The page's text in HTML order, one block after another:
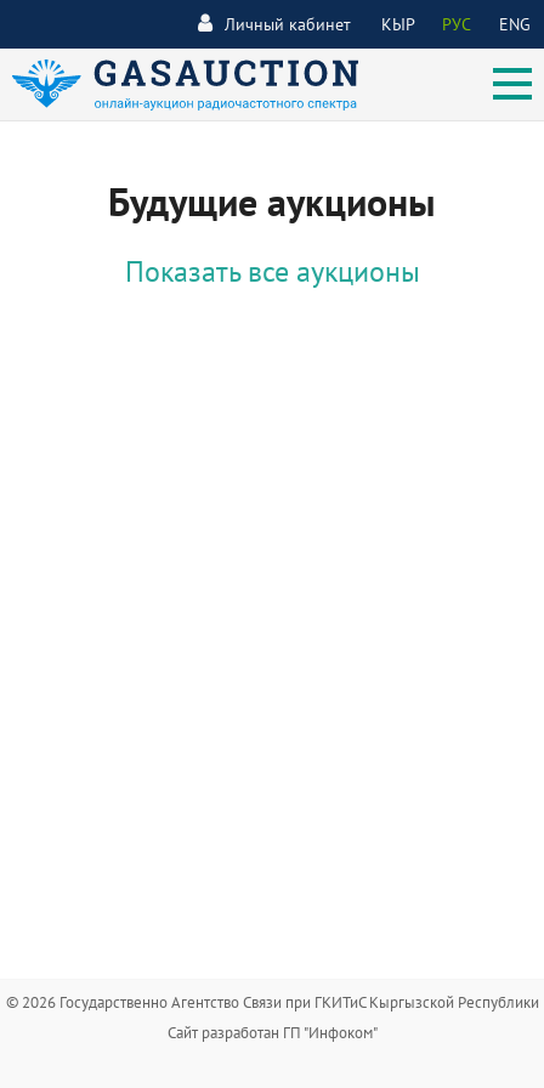
КЫР РУС ENG
Личный кабинет
Будущие аукционы
Показать все аукционы
© 2026 Государственно Агентство Связи при ГКИТиС Кыргызской Республики
Сайт разработан ГП "Инфоком"